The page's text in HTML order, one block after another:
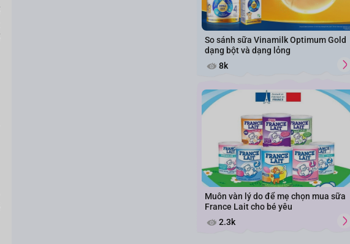
So sánh sữa Vinamilk Optimum Gold
dạng bột và dạng lỏng
8k
Muôn vàn lý do để mẹ chọn mua sữa
France Lait cho bé yêu
2.3k